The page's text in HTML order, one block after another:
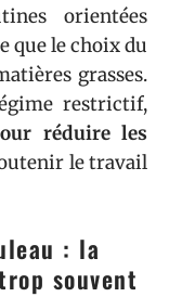
orientées
que le choix du
grasses.
restrictif,
réduire les
le travail
: la
souvent